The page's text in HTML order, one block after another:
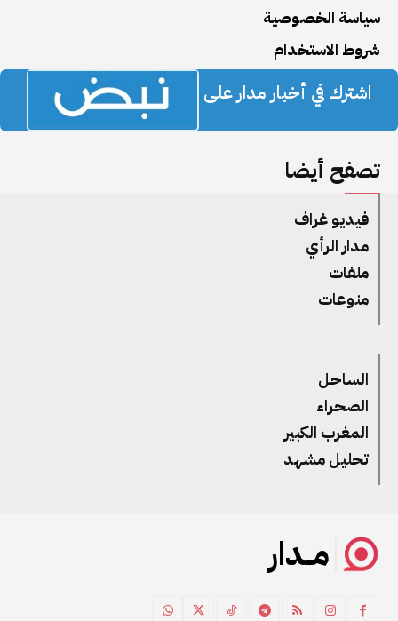
سياسة الخصوصية
شروط الاستخدام
اشترك في أخبار مدار على
تصفح أيضا
فيديو غراف
مدار الرأي
ملفات
منوعات
الساحل
الصحراء
المغرب الكبير
تحليل مشهد
مــدار